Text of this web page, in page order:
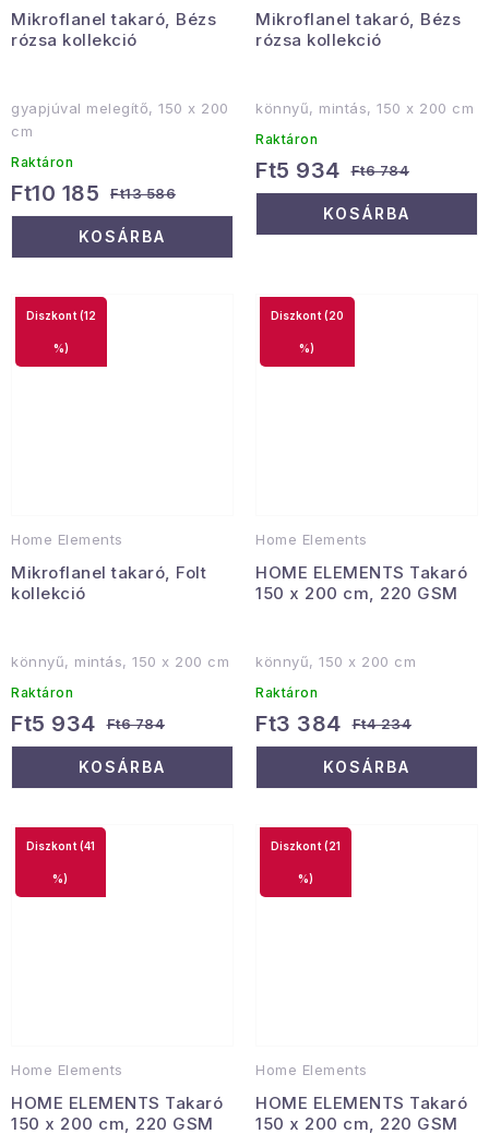
Mikroflanel takaró, Bézs
rózsa kollekció
gyapjúval melegítő, 150 x 200
cm
Raktáron
Ft10 185 Ft13 586
KOSÁRBA
Mikroflanel takaró, Bézs
rózsa kollekció
könnyű, mintás, 150 x 200 cm
Raktáron
Ft5 934 Ft6 784
KOSÁRBA
Home Elements
Mikroflanel takaró, Folt
kollekció
(12
%)
könnyű, mintás, 150 x 200 cm
Raktáron
Ft5 934 Ft6 784
KOSÁRBA
Home Elements
HOME ELEMENTS Takaró
150 x 200 cm, 220 GSM
(20
%)
könnyű, 150 x 200 cm
Raktáron
Ft3 384 Ft4 234
KOSÁRBA
Home Elements
HOME ELEMENTS Takaró
150 x 200 cm, 220 GSM
(41
%)
Home Elements
HOME ELEMENTS Takaró
150 x 200 cm, 220 GSM
(21
%)